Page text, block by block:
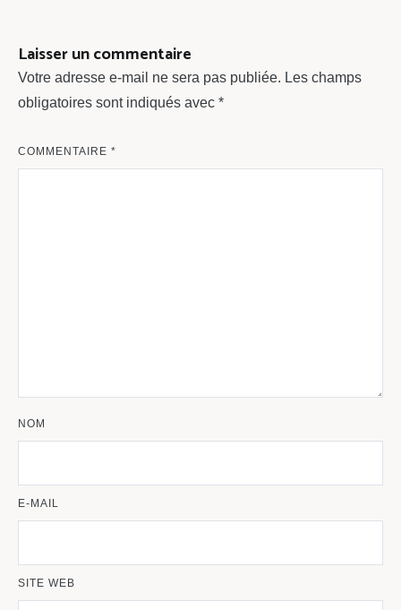
Laisser un commentaire
Votre adresse e-mail ne sera pas publiée. Les champs
obligatoires sont indiqués avec *
COMMENTAIRE *
NOM
E-MAIL
SITE WEB